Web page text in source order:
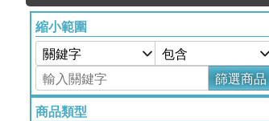
縮小範圍
篩選商品
商品類型